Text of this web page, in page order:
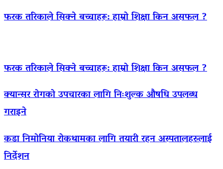
फरक तरिकाले सिक्ने बच्चाहरू: हाम्रो शिक्षा किन असफल ?
फरक तरिकाले सिक्ने बच्चाहरू: हाम्रो शिक्षा किन असफल ?
क्यान्सर रोगको उपचारका लागि निःशुल्क औषधि उपलब्ध
गराइने
कडा निमोनिया रोकथामका लागि तयारी रहन अस्पतालहरुलाई
निर्देशन